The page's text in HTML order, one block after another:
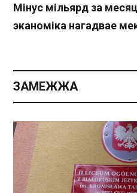
Мінус мільярд за
эканоміка нагадвае
ЗАМЕЖЖА